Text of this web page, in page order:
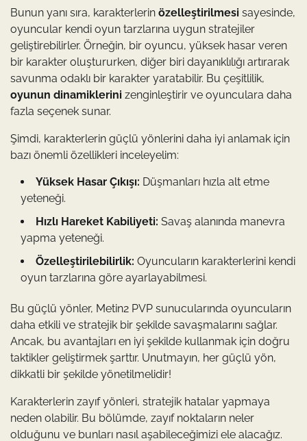
Bunun yanı sıra, karakterlerin özelleştirilmesi sayesinde,
oyuncular kendi oyun tarzlarına uygun stratejiler
geliştirebilirler. Örneğin, bir oyuncu, yüksek hasar veren
bir karakter oluştururken, diğer biri dayanıklılığı artırarak
savunma odaklı bir karakter yaratabilir. Bu çeşitlilik,
oyunun dinamiklerini zenginleştirir ve oyunculara daha
fazla seçenek sunar.
Şimdi, karakterlerin güçlü yönlerini daha iyi anlamak için
bazı önemli özellikleri inceleyelim:
Yüksek Hasar Çıkışı: Düşmanları hızla alt etme
yeteneği.
Hızlı Hareket Kabiliyeti: Savaş alanında manevra
yapma yeteneği.
Özelleştirilebilirlik: Oyuncuların karakterlerini kendi
oyun tarzlarına göre ayarlayabilmesi.
Bu güçlü yönler, Metin2 PVP sunucularında oyuncuların
daha etkili ve stratejik bir şekilde savaşmalarını sağlar.
Ancak, bu avantajları en iyi şekilde kullanmak için doğru
taktikler geliştirmek şarttır. Unutmayın, her güçlü yön,
dikkatli bir şekilde yönetilmelidir!
Karakterlerin zayıf yönleri, stratejik hatalar yapmaya
neden olabilir. Bu bölümde, zayıf noktaların neler
olduğunu ve bunları nasıl aşabileceğimizi ele alacağız.